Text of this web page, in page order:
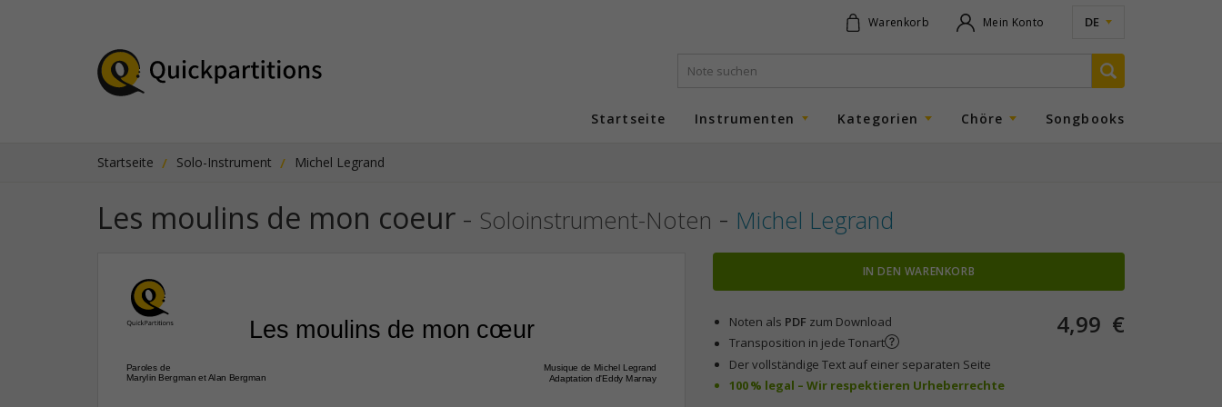
Warenkorb Mein Konto DE
Startseite Instrumenten Kategorien Chöre Songbooks
Startseite Solo-Instrument Michel Legrand
Les moulins de mon coeur - Soloinstrument-Noten - Michel Legrand
Paroles de
Marylin Bergman et Alan Bergman
Musique de Michel Legrand
Adaptation d'Eddy Marnay
Les moulins de mon cœur
IN DEN WARENKORB
Noten als PDF zum Download
Transposition in jede Tonart
Der vollständige Text auf einer separaten Seite
100 % legal – Wir respektieren Urheberrechte
4,99 €